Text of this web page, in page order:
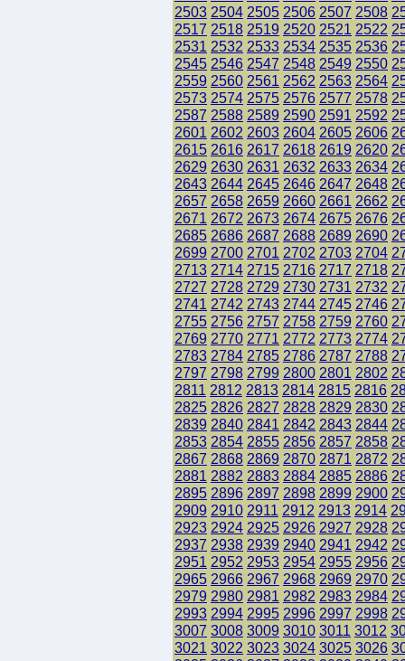
2503 2504 2505 2506 2507 2508
2517 2518 2519 2520 2521 2522
2531 2532 2533 2534 2535 2536
2545 2546 2547 2548 2549 2550
2559 2560 2561 2562 2563 2564
2573 2574 2575 2576 2577 2578
2587 2588 2589 2590 2591 2592
2601 2602 2603 2604 2605 2606
2615 2616 2617 2618 2619 2620
2629 2630 2631 2632 2633 2634
2643 2644 2645 2646 2647 2648
2657 2658 2659 2660 2661 2662
2671 2672 2673 2674 2675 2676
2685 2686 2687 2688 2689 2690
2699 2700 2701 2702 2703 2704
2713 2714 2715 2716 2717 2718
2727 2728 2729 2730 2731 2732
2741 2742 2743 2744 2745 2746
2755 2756 2757 2758 2759 2760
2769 2770 2771 2772 2773 2774
2783 2784 2785 2786 2787 2788
2797 2798 2799 2800 2801 2802
2811 2812 2813 2814 2815 2816
2825 2826 2827 2828 2829 2830
2839 2840 2841 2842 2843 2844
2853 2854 2855 2856 2857 2858
2867 2868 2869 2870 2871 2872
2881 2882 2883 2884 2885 2886
2895 2896 2897 2898 2899 2900
2909 2910 2911 2912 2913 2914
2923 2924 2925 2926 2927 2928
2937 2938 2939 2940 2941 2942
2951 2952 2953 2954 2955 2956
2965 2966 2967 2968 2969 2970
2979 2980 2981 2982 2983 2984
2993 2994 2995 2996 2997 2998
3007 3008 3009 3010 3011 3012
3021 3022 3023 3024 3025 3026